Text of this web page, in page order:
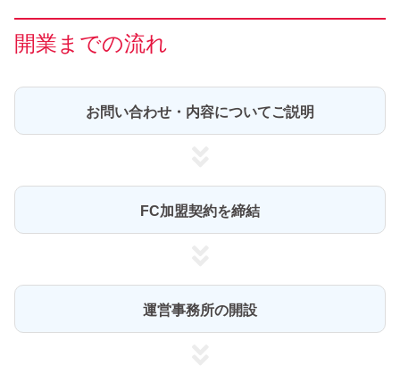
開業までの流れ
お問い合わせ・内容についてご説明
FC加盟契約を締結
運営事務所の開設